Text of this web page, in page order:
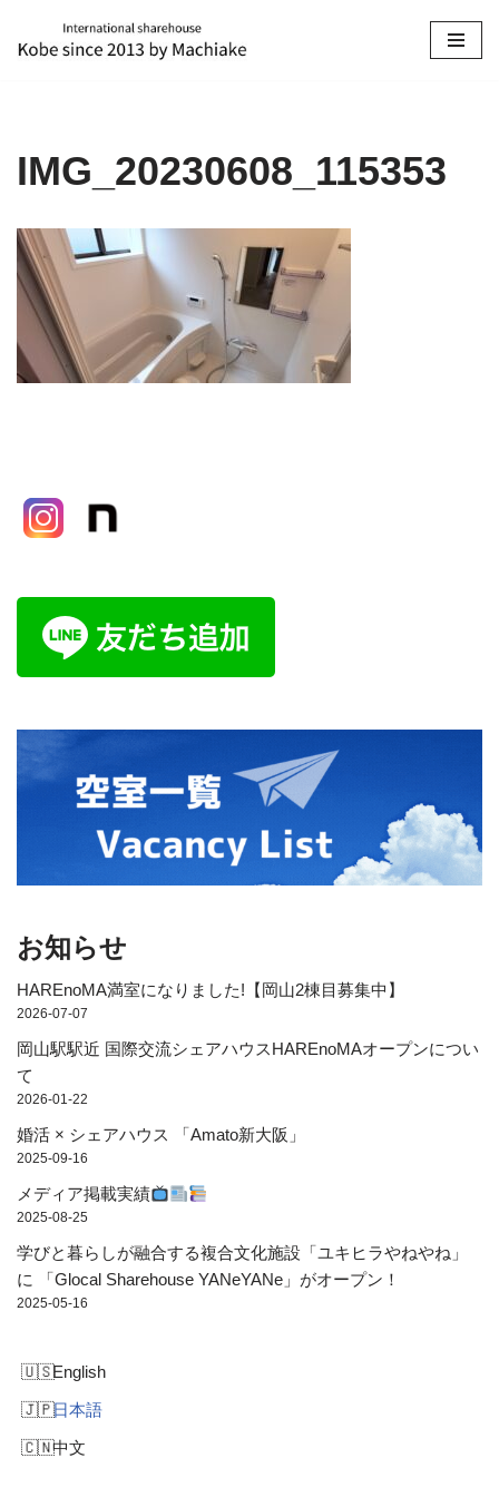
コ
キ
ッ
プ
IMG_20230608_115353
お知らせ
HAREnoMA満室になりました!【岡山2棟目募集中】
2026-07-07
岡山駅駅近 国際交流シェアハウスHAREnoMAオープンについ
て
2026-01-22
婚活 × シェアハウス 「Amato新大阪」
2025-09-16
メディア掲載実績
2025-08-25
学びと暮らしが融合する複合文化施設「ユキヒラやねやね」
に 「Glocal Sharehouse YANeYANe」がオープン！
2025-05-16
English
日本語
中文